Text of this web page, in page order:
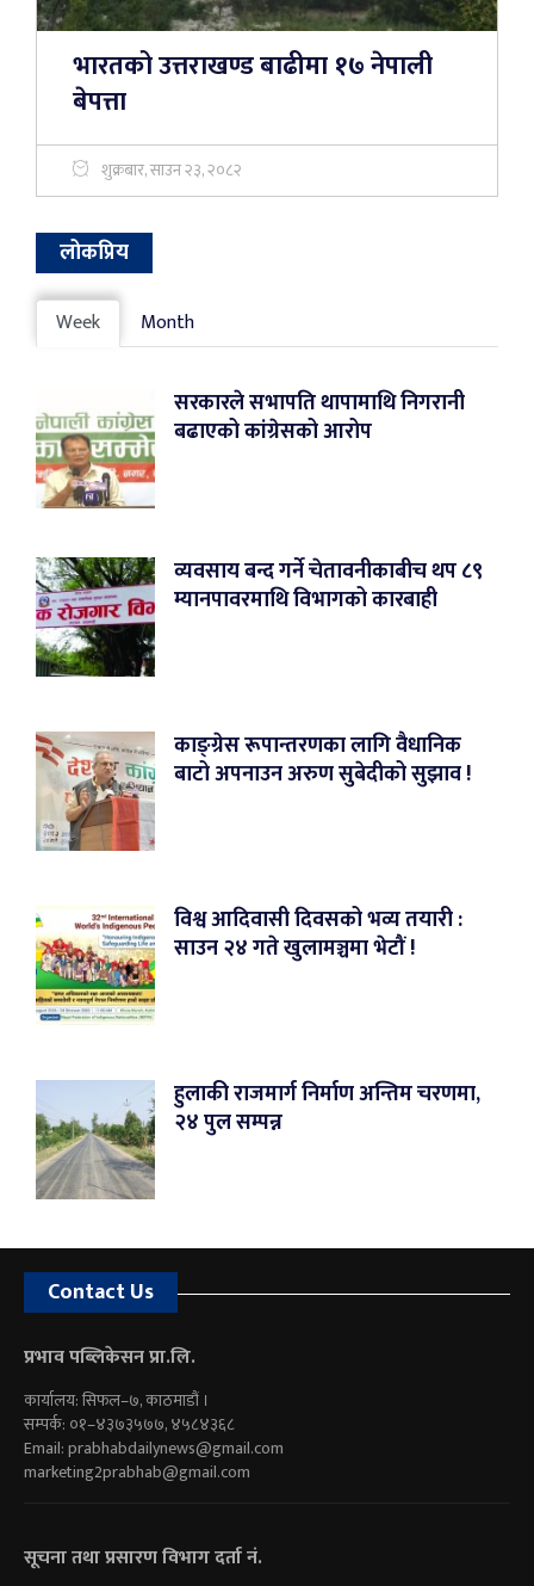
भारतको उत्तराखण्ड बाढीमा १७ नेपाली
बेपत्ता
शुक्रबार, साउन २३, २०८२
लोकप्रिय
Week Month
सरकारले सभापति थापामाथि निगरानी
बढाएको कांग्रेसको आरोप
व्यवसाय बन्द गर्ने चेतावनीकाबीच थप ८९
म्यानपावरमाथि विभागको कारबाही
काङ्ग्रेस रूपान्तरणका लागि वैधानिक
बाटो अपनाउन अरुण सुबेदीको सुझाव !
विश्व आदिवासी दिवसको भव्य तयारी :
साउन २४ गते खुलामञ्चमा भेटौं !
हुलाकी राजमार्ग निर्माण अन्तिम चरणमा,
२४ पुल सम्पन्न
Contact Us
प्रभाव पब्लिकेसन प्रा.लि.
कार्यालय: सिफल–७, काठमाडौं ।
सम्पर्क: ०१–४३७३५७७, ४५८४३६८
Email:prabhabdailynews@gmail.com
marketing2prabhab@gmail.com
सूचना तथा प्रसारण विभाग दर्ता नं.